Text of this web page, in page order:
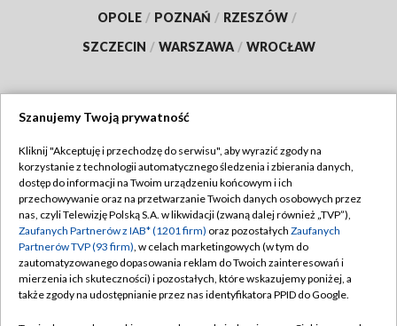
OPOLE / POZNAŃ / RZESZÓW /
SZCZECIN / WARSZAWA / WROCŁAW
TVP
Abonament TVP
Emisja w TVP
Centrum informacji TVP
Naziemna Telewizja Cyfrowa
Regulamin TVP
Polityka prywatności
Moje zgody
Pomoc
Szanujemy Twoją prywatność
Kliknij "Akceptuję i przechodzę do serwisu", aby wyrazić zgody na
korzystanie z technologii automatycznego śledzenia i zbierania danych,
dostęp do informacji na Twoim urządzeniu końcowym i ich
przechowywanie oraz na przetwarzanie Twoich danych osobowych przez
nas, czyli Telewizję Polską S.A. w likwidacji (zwaną dalej również „TVP”),
Zaufanych Partnerów z IAB* (1201 firm) oraz pozostałych Zaufanych
Partnerów TVP (93 firm), w celach marketingowych (w tym do
zautomatyzowanego dopasowania reklam do Twoich zainteresowań i
mierzenia ich skuteczności) i pozostałych, które wskazujemy poniżej, a
także zgody na udostępnianie przez nas identyfikatora PPID do Google.